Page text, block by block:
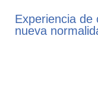
Experiencia de
nueva